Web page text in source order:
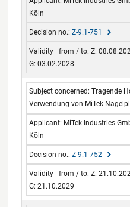
Köln
Z-9.1-751
Z:
G: 03.02.2028
Tragende
Verwendung von MiTek
MiTek Industries
Köln
Z-9.1-752
Z:
G: 21.10.2029